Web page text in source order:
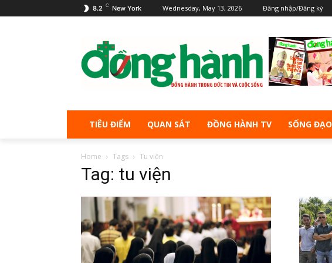
8.2 C New York Wednesday, May 13, 2026 Đăng nhập/Đăng ký
TIÊU ĐIỂM QUAN SÁT ĐỒNG HÀNH TV SỐNG ĐẠO
Home Tags Tu viện
Tag: tu viện